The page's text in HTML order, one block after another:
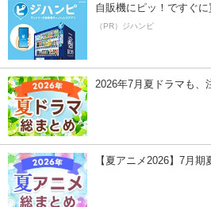
自販機にピッ！ですぐに
（PR）ジハンピ
2026年7月夏ドラマも、
【夏アニメ2026】7月